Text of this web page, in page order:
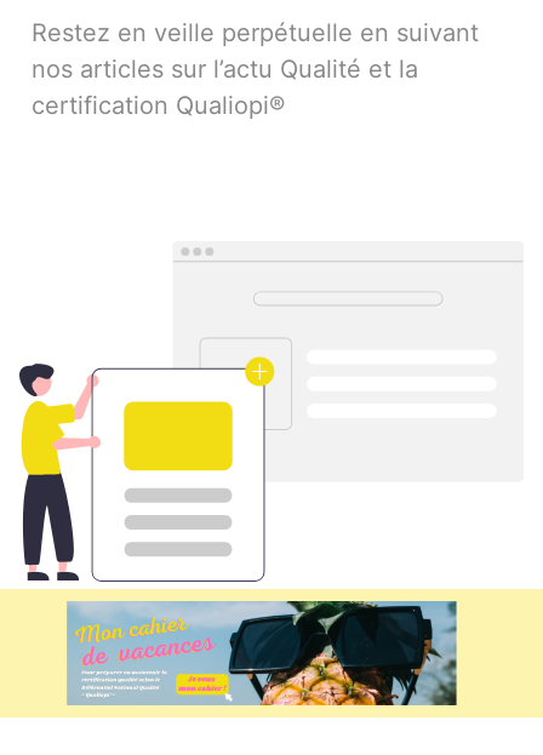
Restez en veille perpétuelle en suivant
nos articles sur l’actu Qualité et la
certification Qualiopi®